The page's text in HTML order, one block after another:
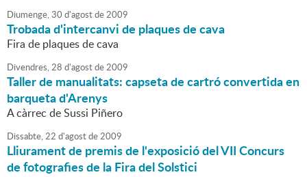
Diumenge,30 d'agostde2009
Trobada d'intercanvi de plaques de cava
Fira de plaques de cava
Divendres,28 d'agostde2009
Taller de manualitats: capseta de cartró convertida en
barqueta d'Arenys
A càrrec de Sussi Piñero
Dissabte,22 d'agostde2009
Lliurament de premis de l'exposició del VII Concurs
de fotografies de la Fira del Solstici